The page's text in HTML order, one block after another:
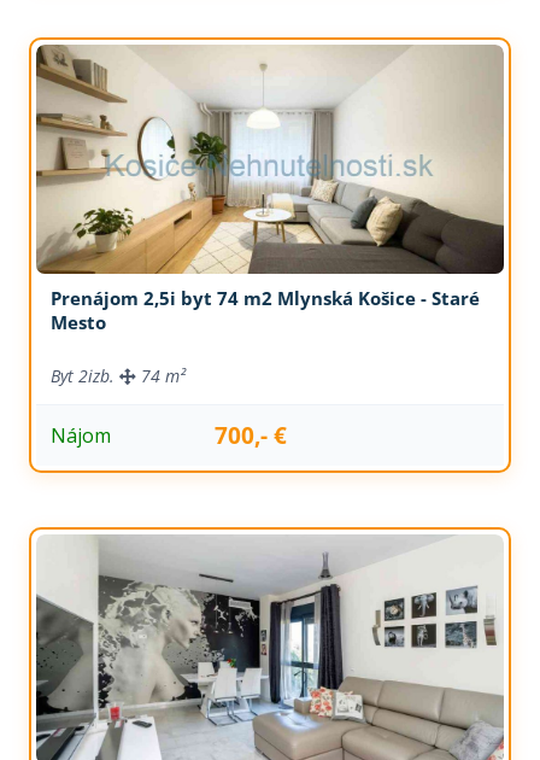
Prenájom 2,5i byt 74 m2 Mlynská Košice - Staré
Mesto
Byt 2izb. 74 m²
Nájom 700,- €